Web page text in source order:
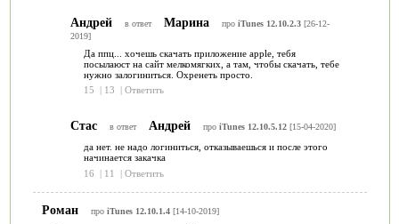
Андрей в ответ Марина про iTunes 12.10.2.3[26-12-
2019]
Да ппц... хочешь скачать приложение apple, тебя
посылаюст на сайт мелкомягких, а там, чтобы скачать, тебе
нужно залогиниться. Охренеть просто.
15
| 13 | Ответить
Стас в ответ Андрей про iTunes 12.10.5.12[15-04-2020]
да нет. не надо логиниться, отказываешься и после этого
начинается закачка
16
| 11 | Ответить
Роман про iTunes 12.10.1.4[14-10-2019]